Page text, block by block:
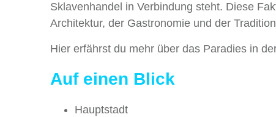
Sklavenhandel in Verbindung steht. Diese
Architektur, der Gastronomie und der
Hier erfährst du mehr über das Paradies in
Auf einen Blick
Hauptstadt Fort-